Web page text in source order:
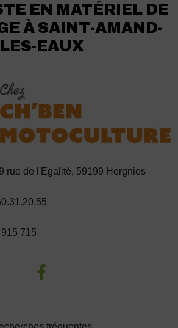
EN MATÉRIEL DE
À SAINT-AMAND-
LES-EAUX
rue de l'Égalité, 59199 Hergnies
715